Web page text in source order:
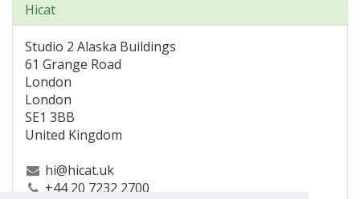
Hicat
Studio 2 Alaska Buildings
61 Grange Road
London
London
SE1 3BB
United Kingdom
hi@hicat.uk
+44 20 7232 2700